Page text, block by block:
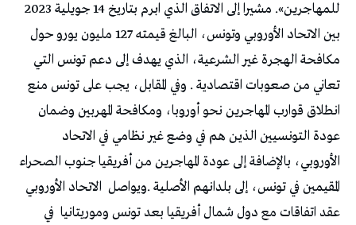
للمهاجرين». مشيرا إلى الاتفاق الذي ابرم بتاريخ 14 جويلية 2023
بين الاتحاد الأوروبي وتونس، البالغ قيمته 127 مليون يورو حول
مكافحة الهجرة غير الشرعية، الذي يهدف إلى دعم تونس التي
تعاني من صعوبات اقتصادية . وفي المقابل، يجب على تونس منع
انطلاق قوارب المهاجرين نحو أوروبا، ومكافحة المهربين وضمان
عودة التونسيين الذين هم في وضع غير نظامي في الاتحاد
الأوروبي، بالإضافة إلى عودة المهاجرين من أفريقيا جنوب الصحراء
المقيمين في تونس، إلى بلدانهم الأصلية .ويواصل الاتحاد الأوروبي
عقد اتفاقات مع دول شمال أفريقيا بعد تونس وموريتانيا في